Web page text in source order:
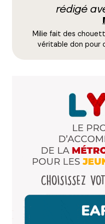
E-mail*
navigateur pour mon
rédigé
Milie fait des
véritable don pour